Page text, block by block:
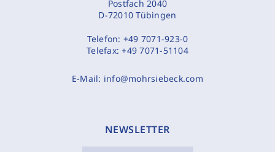
Postfach 2040
D-72010 Tübingen
Telefon: +49 7071-923-0
Telefax:+49 7071-51104
E-Mail: info@mohrsiebeck.com
NEWSLETTER